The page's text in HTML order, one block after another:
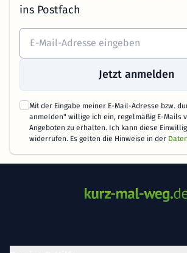
ins Postfach
Jetzt anmelden
Mit der Eingabe meiner E-Mail-Adresse bzw.
anmelden" willige ich ein, regelmäßig E-Mails
Angeboten zu erhalten. Ich kann diese
widerrufen. Es gelten die Hinweise in der